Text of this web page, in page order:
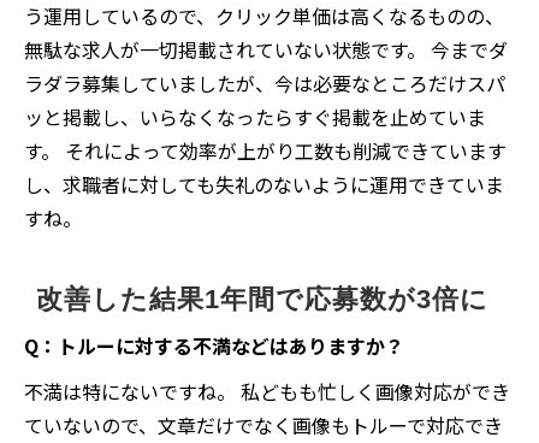
う運用しているので、クリック単価は高くなるものの、
無駄な求人が一切掲載されていない状態です。 今までダ
ラダラ募集していましたが、今は必要なところだけスパ
ッと掲載し、いらなくなったらすぐ掲載を止めていま
す。 それによって効率が上がり工数も削減できています
し、求職者に対しても失礼のないように運用できていま
すね。
改善した結果1年間で応募数が3倍に
Q：トルーに対する不満などはありますか？
不満は特にないですね。 私どもも忙しく画像対応ができ
ていないので、文章だけでなく画像もトルーで対応でき